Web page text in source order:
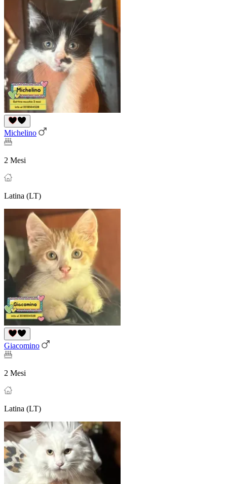
Michelino
2 Mesi
Latina (LT)
Giacomino
2 Mesi
Latina (LT)